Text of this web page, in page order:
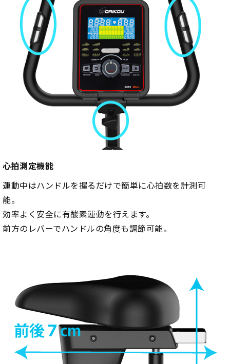
心拍測定機能
運動中はハンドルを握るだけで簡単に心拍数を計測可
能。
効率よく安全に有酸素運動を行えます。
前方のレバーでハンドルの角度も調節可能。